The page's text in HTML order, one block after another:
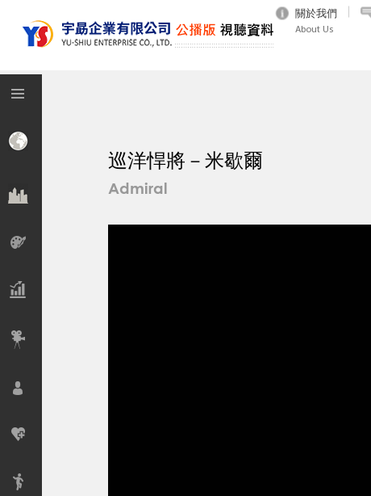
關於我們
About Us
巡洋悍將－米歇爾
Admiral